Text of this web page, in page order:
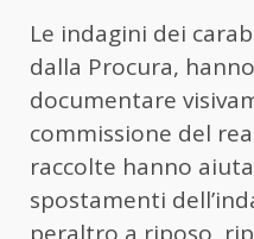
Le indagini dei
dalla Procura,
documentare
commissione del
raccolte hanno
spostamenti